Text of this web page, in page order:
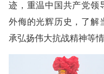
迹，重温中国共产党领
外侮的光辉历史，了解
承弘扬伟大抗战精神等情